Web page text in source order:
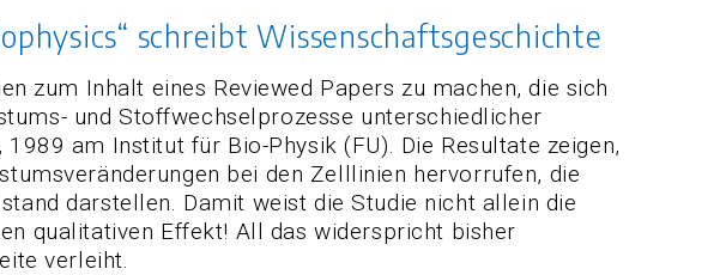
schreibt Wissenschaftsgeschichte
zum Inhalt eines Reviewed Papers zu machen, die sich
und Stoffwechselprozesse unterschiedlicher
am Institut für Bio-Physik (FU). Die Resultate zeigen,
bei den Zelllinien hervorrufen, die
darstellen. Damit weist die Studie nicht allein die
qualitativen Effekt! All das widerspricht bisher
verleiht.